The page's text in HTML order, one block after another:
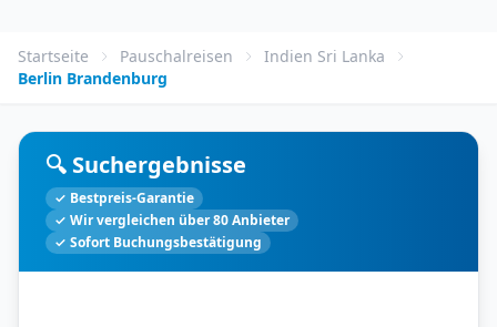
Startseite Pauschalreisen
Indien Sri Lanka
Berlin Brandenburg
🔍 Suchergebnisse
✓ Bestpreis-Garantie
✓ Wir vergleichen über 80 Anbieter
✓ Sofort Buchungsbestätigung